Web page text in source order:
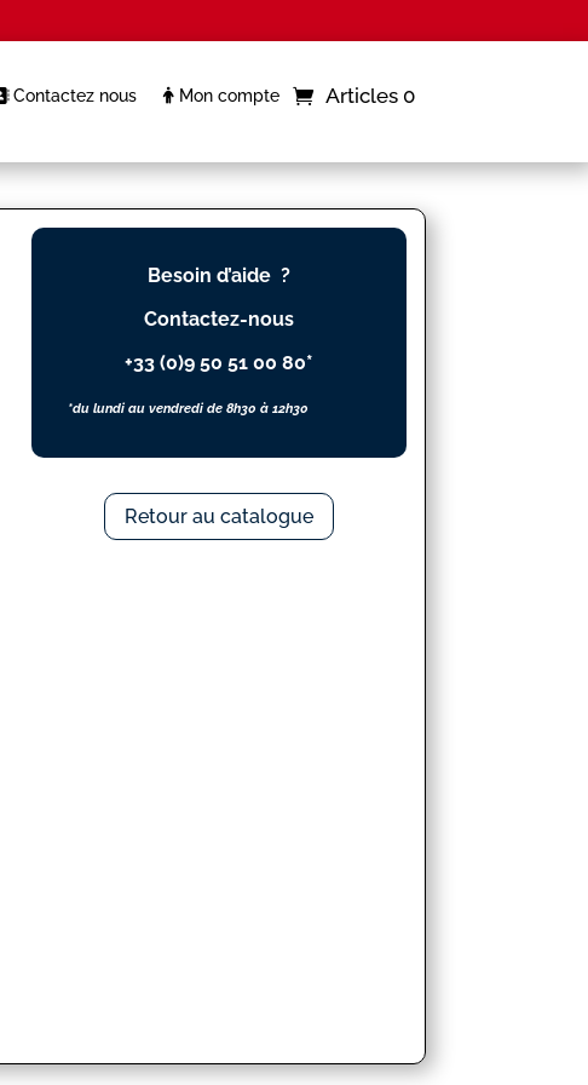
Contactez nous Mon compte Articles 0
Besoin d’aide ?
Contactez-nous
+33 (0)9 50 51 00 80*
*du lundi au vendredi de 8h30 à 12h30
Retour au catalogue